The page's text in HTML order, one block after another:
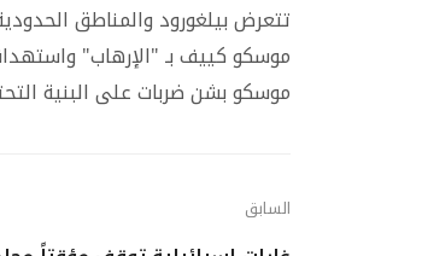
تتعرض بيلغورود والمناطق
موسكو كييف بـ "الإرهاب"
موسكو بشن ضربات على البنية
السابق